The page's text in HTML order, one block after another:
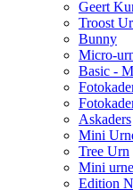
Geert
Troost
Bunny
Micro-
Basic -
Askaders
Mini
Tree Urn
Mini
Edition